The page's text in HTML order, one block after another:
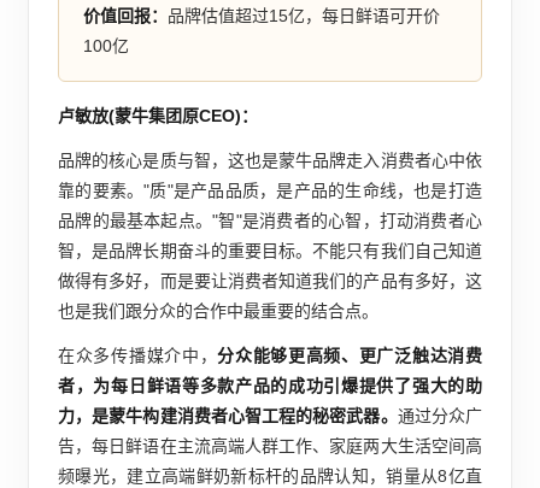
价值回报： 品牌估值超过15亿，每日鲜语可开价
100亿
卢敏放(蒙牛集团原CEO)：
品牌的核心是质与智，这也是蒙牛品牌走入消费者心中依
靠的要素。"质"是产品品质，是产品的生命线，也是打造
品牌的最基本起点。"智"是消费者的心智，打动消费者心
智，是品牌长期奋斗的重要目标。不能只有我们自己知道
做得有多好，而是要让消费者知道我们的产品有多好，这
也是我们跟分众的合作中最重要的结合点。
在众多传播媒介中，分众能够更高频、更广泛触达消费
者，为每日鲜语等多款产品的成功引爆提供了强大的助
力，是蒙牛构建消费者心智工程的秘密武器。 通过分众广
告，每日鲜语在主流高端人群工作、家庭两大生活空间高
频曝光，建立高端鲜奶新标杆的品牌认知，销量从8亿直